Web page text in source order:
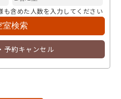
も含めた人数を入力してください
予約キャンセル